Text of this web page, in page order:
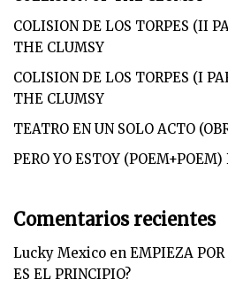
COLISION DE LOS TORPES (II
THE CLUMSY
COLISION DE LOS TORPES (I
THE CLUMSY
TEATRO EN UN SOLO ACTO
PERO YO ESTOY
Comentarios recientes
Lucky Mexico en EMPIEZA
ES EL PRINCIPIO?